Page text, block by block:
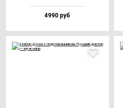
4990 руб